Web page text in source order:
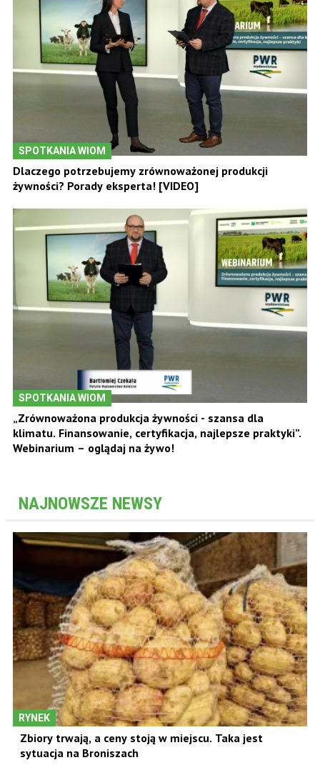
SPOTKANIA WIOM
Dlaczego potrzebujemy zrównoważonej produkcji
żywności? Porady eksperta! [VIDEO]
SPOTKANIA WIOM
„Zrównoważona produkcja żywności - szansa dla
klimatu. Finansowanie, certyfikacja, najlepsze praktyki”.
Webinarium – oglądaj na żywo!
NAJNOWSZE NEWSY
RYNEK
Zbiory trwają, a ceny stoją w miejscu. Taka jest
sytuacja na Broniszach